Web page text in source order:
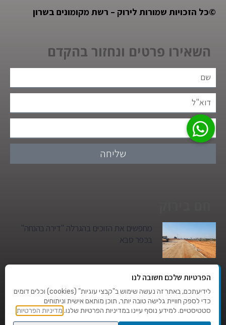
©כל הזכויות שמורות לירוק – רשת מקומונים בשרון
השאירו פרטים ונחזור בהקדם
שליחה
מחפשים את הזוכים בהגרלה "דירה בהנחה"
בכפר סבא
גן הילדים של מרים סיטי יהפוך למגדל מגורים:
סגירת מעגל היסטורית במגדיאל
טרגדיה בצהרי היום: בן 80 נהרג על מעבר
הפרטיות שלכם חשובה לנו
לידיעתכם, באתר זה נעשה שימוש ב"קבצי עוגיות" (cookies) וכלים דומים
כדי לספק חוויית גלישה טובה יותר, תוכן מותאם אישית וניתוחים
סטטיסטיים. למידע נוסף עיינו במדיניות הפרטיות שלנו. מדיניות הפרטיות